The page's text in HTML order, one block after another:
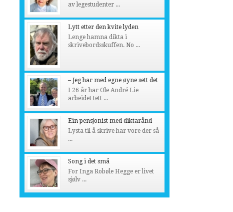
av legestudenter ...
Lytt etter den kvite lyden
Lenge hamna dikta i
skrivebordsskuffen. No ...
– Jeg har med egne øyne sett det
I 26 år har Ole André Lie
arbeidet tett ...
Ein pensjonist med diktarånd
Lysta til å skrive har vore der så
...
Song i det små
For Inga Robøle Hegge er livet
sjølv ...